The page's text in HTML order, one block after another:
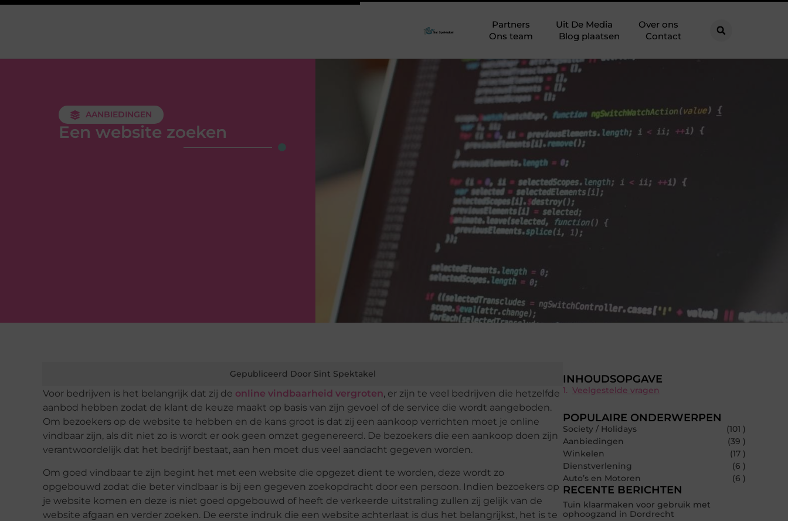
Partners Uit De Media
Over ons
Ons team
Blog plaatsen Contact
AANBIEDINGEN
Een website zoeken
Gepubliceerd Door Sint Spektakel
Voor bedrijven is het belangrijk dat zij de online vindbaarheid vergroten, er zijn te veel bedrijven die hetzelfde
aanbod hebben zodat de klant de keuze maakt op basis van zijn gevoel of de service die wordt aangeboden.
Om bezoekers op de website te hebben en de kans groot is dat zij een aankoop verrichten moet je online
vindbaar zijn, als dit niet zo is wordt er ook geen omzet gegenereerd. De bezoekers die een aankoop doen zijn
verantwoordelijk dat het bedrijf bestaat, aan hen moet dus veel aandacht gegeven worden.
Om goed vindbaar te zijn begint het met een website die opgezet dient te worden, deze wordt zo
opgebouwd zodat die beter vindbaar is bij een gegeven zoekopdracht door een persoon. Indien bezoekers op
je website komen en deze is niet goed opgebouwd of heeft de verkeerde uitstraling zullen zij gelijk van de
website afgaan en verder zoeken. De eerste indruk die een website achterlaat is dus het belangrijkst, het is te
INHOUDSOPGAVE
Veelgestelde vragen
POPULAIRE ONDERWERPEN
Society / Holidays
(101 )
Aanbiedingen
(39 )
Winkelen
(17 )
Dienstverlening
(6 )
Auto’s en Motoren
(6 )
RECENTE BERICHTEN
Tuin klaarmaken voor gebruik met
ophoogzand in Dordrecht